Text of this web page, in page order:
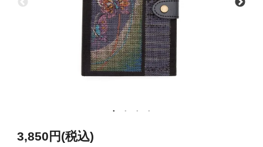
3,850円(税込)